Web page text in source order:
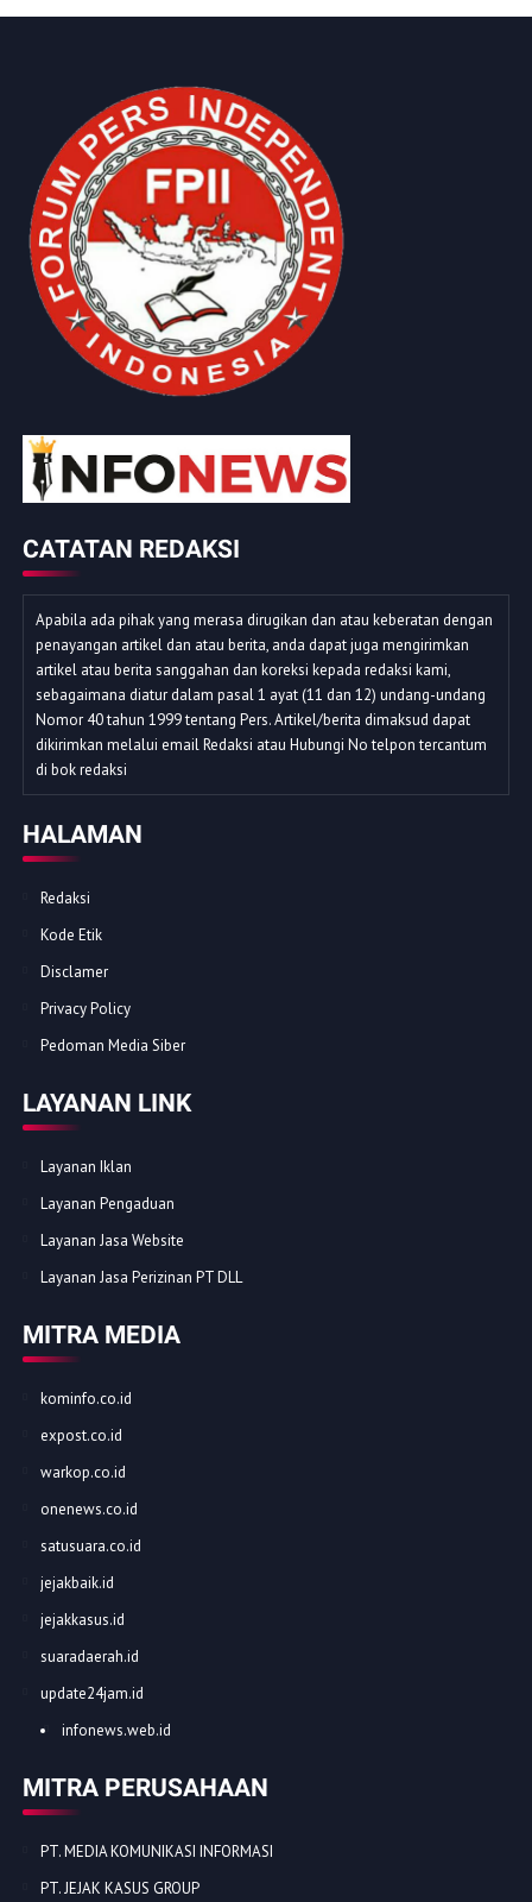
CATATAN REDAKSI
Apabila ada pihak yang merasa dirugikan dan atau keberatan dengan
penayangan artikel dan atau berita, anda dapat juga mengirimkan
artikel atau berita sanggahan dan koreksi kepada redaksi kami,
sebagaimana diatur dalam pasal 1 ayat (11 dan 12) undang-undang
Nomor 40 tahun 1999 tentang Pers. Artikel/berita dimaksud dapat
dikirimkan melalui email Redaksi atau Hubungi No telpon tercantum
di bok redaksi
HALAMAN
Redaksi
Kode Etik
Disclamer
Privacy Policy
Pedoman Media Siber
LAYANAN LINK
Layanan Iklan
Layanan Pengaduan
Layanan Jasa Website
Layanan Jasa Perizinan PT DLL
MITRA MEDIA
kominfo.co.id
expost.co.id
warkop.co.id
onenews.co.id
satusuara.co.id
jejakbaik.id
jejakkasus.id
suaradaerah.id
update24jam.id
infonews.web.id
MITRA PERUSAHAAN
PT. MEDIA KOMUNIKASI INFORMASI
PT. JEJAK KASUS GROUP